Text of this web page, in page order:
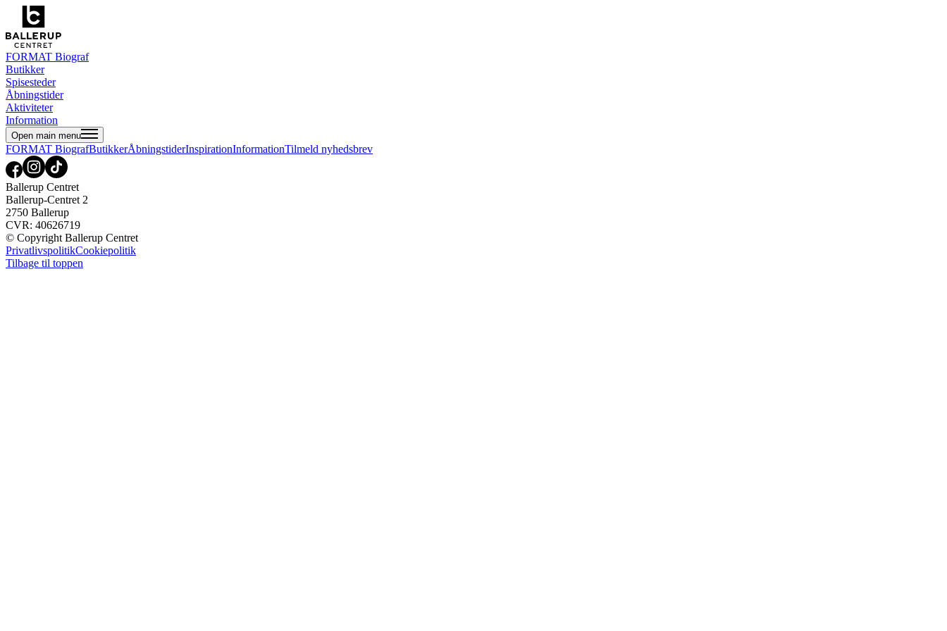
FORMAT Biograf
Butikker
Spisesteder
Åbningstider
Aktiviteter
Information
Open main menu
FORMAT BiografButikkerÅbningstiderInspirationInformationTilmeld nyhedsbrev
Ballerup Centret
Ballerup-Centret 2
2750 Ballerup
CVR: 40626719
© Copyright Ballerup Centret
PrivatlivspolitikCookiepolitik
Tilbage til toppen